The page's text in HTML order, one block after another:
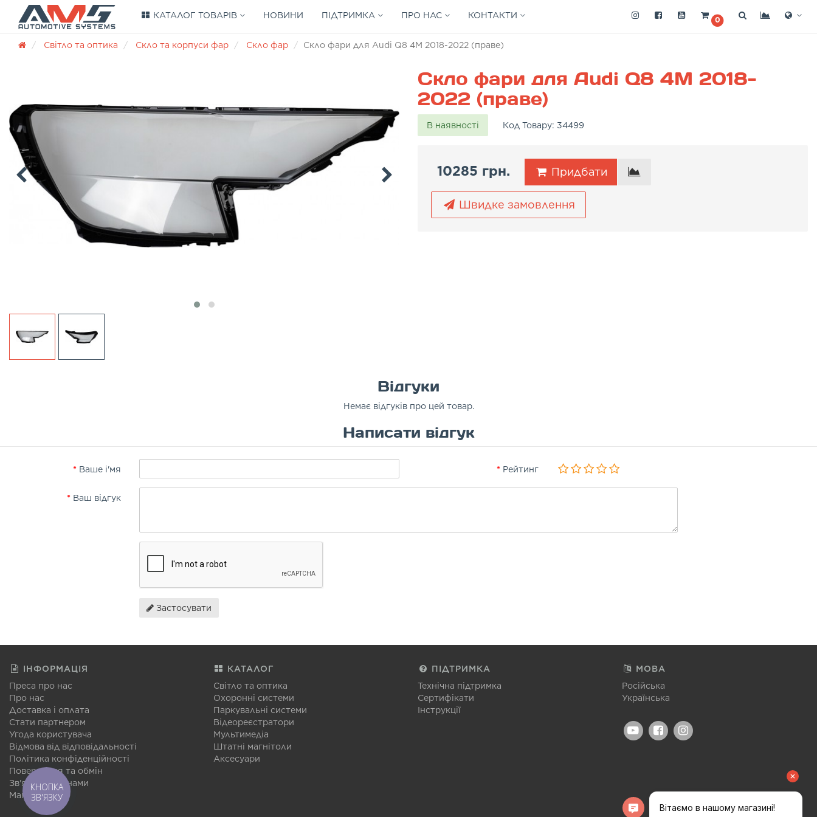
КАТАЛОГ ТОВАРІВ НОВИНИ ПІДТРИМКА ПРО НАС КОНТАКТИ 0
Світло та оптика Скло та корпуси фар Скло фар Скло фари для Audi Q8 4M 2018-2022 (праве)
Скло фари для Audi Q8 4M 2018-
2022 (праве)
В наявності Код Товару: 34499
10285 грн. Придбати
Швидке замовлення
Відгуки
Немає відгуків про цей товар.
Написати відгук
Ваше і'мя Рейтинг
Ваш відгук
Застосувати
ІНФОРМАЦІЯ
Преса про нас
Про нас
Доставка і оплата
Стати партнером
Угода користувача
Відмова від відповідальності
Політика конфіденційності
Повернення та обмін
Зв'язатися з нами
Мапа сайту
КАТАЛОГ
Світло та оптика
Охоронні системи
Паркувальні системи
Відеореєстратори
Мультимедіа
Штатні магнітоли
Аксесуари
ПІДТРИМКА
Технічна підтримка
Сертифікати
Інструкції
МОВА
Російська
Українська
КНОПКА
ЗВ'ЯЗКУ